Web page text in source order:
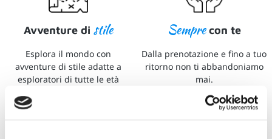
Avventure di stile
Esplora il mondo con
avventure di stile adatte a
esploratori di tutte le età
Semprecon te
Dalla prenotazione e fino a tuo
ritorno non ti abbandoniamo
mai.